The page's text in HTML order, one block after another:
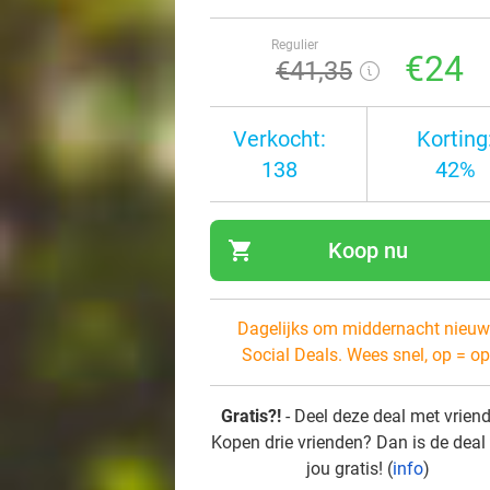
Regulier
€41,35 €24
Verkocht:
138
42%
shopping_cart Koop nu
Dagelijks om middernacht
Social Deals. Wees snel, op =
Gratis?! - Deel deze deal met
Kopen drie vrienden? Dan is de
jou gratis! (info)